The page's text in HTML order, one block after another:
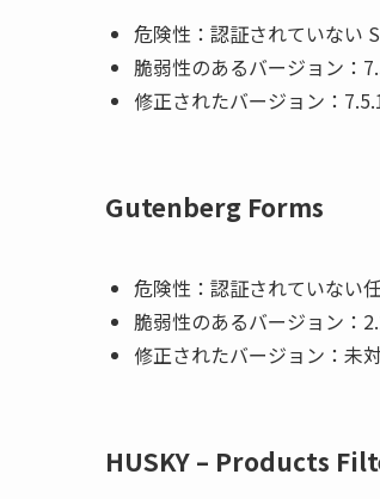
危険性：認証されていない
脆弱性のあるバージョン：
修正されたバージョン：
Gutenberg Forms
危険性：認証されていない
脆弱性のあるバージョン：
修正されたバージョン： 未
HUSKY – Products